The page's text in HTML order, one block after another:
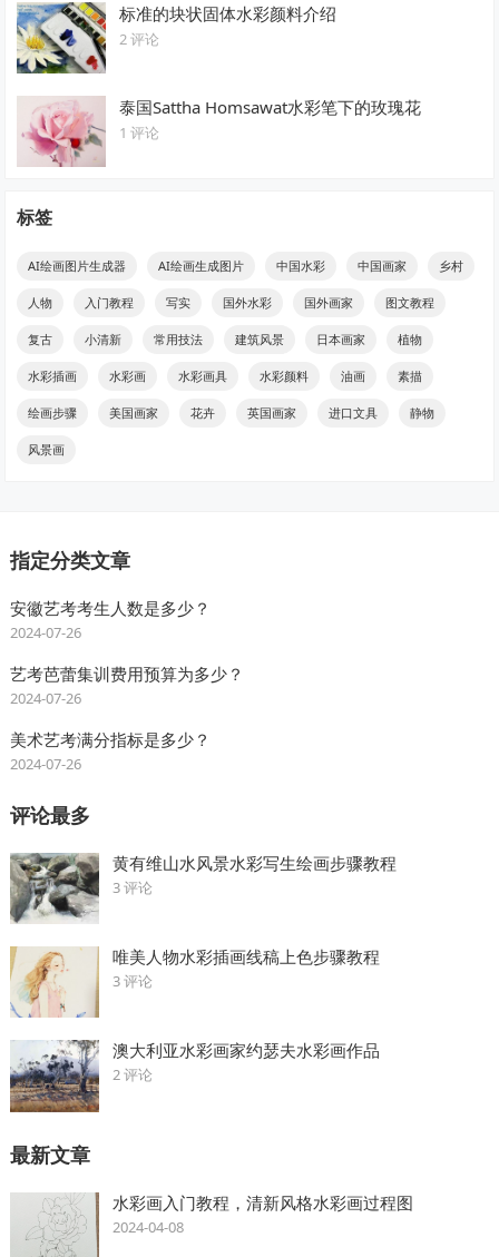
标准的块状固体水彩颜料介绍
2 评论
泰国Sattha Homsawat水彩笔下的玫瑰花
1 评论
标签
AI绘画图片生成器 AI绘画生成图片 中国水彩 中国画家 乡村
人物 入门教程 写实 国外水彩 国外画家 图文教程
复古 小清新 常用技法 建筑风景 日本画家 植物
水彩插画 水彩画 水彩画具 水彩颜料 油画 素描
绘画步骤 美国画家 花卉 英国画家 进口文具 静物
风景画
指定分类文章
安徽艺考考生人数是多少？
2024-07-26
艺考芭蕾集训费用预算为多少？
2024-07-26
美术艺考满分指标是多少？
2024-07-26
评论最多
黄有维山水风景水彩写生绘画步骤教程
3 评论
唯美人物水彩插画线稿上色步骤教程
3 评论
澳大利亚水彩画家约瑟夫水彩画作品
2 评论
最新文章
水彩画入门教程，清新风格水彩画过程图
2024-04-08